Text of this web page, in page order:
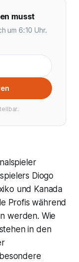
musst
um 6:10 Uhr.
Diogo
und Kanada
Profis während
werden. Wie
in den